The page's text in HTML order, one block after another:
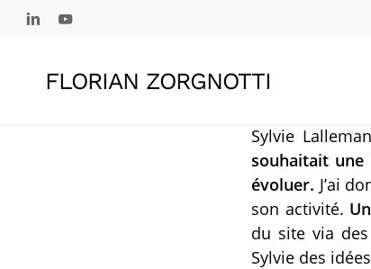
Skip
contentFLORIAN ZORGNOTTI
Sylvie
souhaitait
évoluer. J’ai
son activité.
du site via
Sylvie des